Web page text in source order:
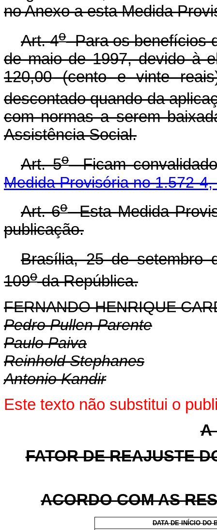
no Anexo a esta Medida
Art. 4oPara os benefícios
de maio de 1997, devido à
120,00 (cento e vinte
descontado quando da
com normas a serem
Assistência Social.
Art. 5oFicam
Medida Provisória no 1.572-
Art. 6oEsta Medida
publicação.
Brasília, 25 de setembro
109oda República.
FERNANDO HENRIQUE
Pedro Pullen Parente
Paulo Paiva
Reinhold Stephanes
Antonio Kandir
Este texto não substitui o
A
FATOR DE REAJUSTE
ACORDO COM AS
DATA DE INÍCIO DO